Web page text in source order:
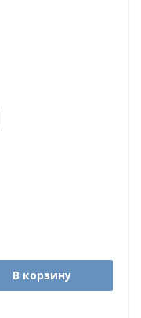
В корзину